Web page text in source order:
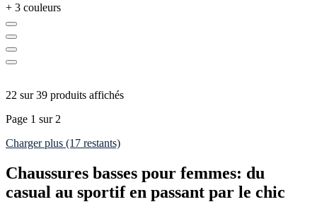
+ 3 couleurs
22 sur 39 produits affichés
Page 1 sur 2
Charger plus (17 restants)
Chaussures basses pour femmes: du
casual au sportif en passant par le chic